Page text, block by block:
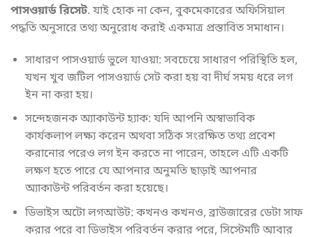
পাসওয়ার্ড রিসেট. যাই হোক না কেন, বুকমেকারের অফিসিয়াল
পদ্ধতি অনুসারে তথ্য অনুরোধ করাই একমাত্র প্রস্তাবিত সমাধান।
সাধারণ পাসওয়ার্ড ভুলে যাওয়া: সবচেয়ে সাধারণ পরিস্থিতি হল,
যখন খুব জটিল পাসওয়ার্ড সেট করা হয় বা দীর্ঘ সময় ধরে লগ
ইন না করা হয়।
সন্দেহজনক অ্যাকাউন্ট হ্যাক: যদি আপনি অস্বাভাবিক
কার্যকলাপ লক্ষ্য করেন অথবা সঠিক সংরক্ষিত তথ্য প্রবেশ
করানোর পরেও লগ ইন করতে না পারেন, তাহলে এটি একটি
লক্ষণ হতে পারে যে আপনার অনুমতি ছাড়াই আপনার
অ্যাকাউন্ট পরিবর্তন করা হয়েছে।
ডিভাইস অটো লগআউট: কখনও কখনও, ব্রাউজারের ডেটা সাফ
করার পরে বা ডিভাইস পরিবর্তন করার পরে, সিস্টেমটি আবার